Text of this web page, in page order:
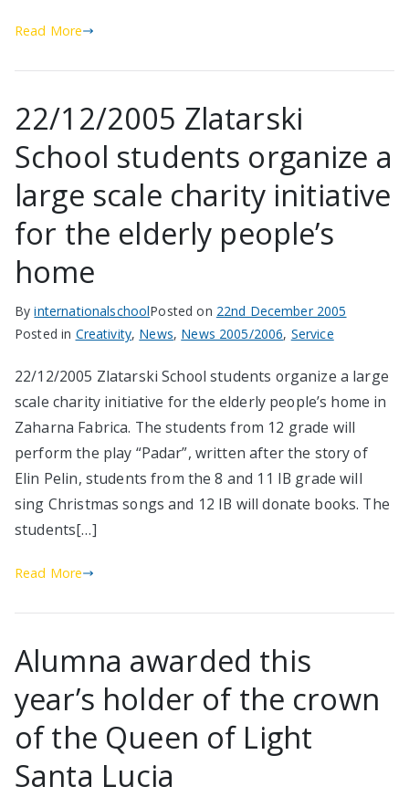
Read More
22/12/2005 Zlatarski
School students organize a
large scale charity initiative
for the elderly people’s
home
ByinternationalschoolPosted on 22nd December 2005
Posted in Creativity, News, News 2005/2006, Service
22/12/2005 Zlatarski School students organize a large
scale charity initiative for the elderly people’s home in
Zaharna Fabrica. The students from 12 grade will
perform the play “Padar”, written after the story of
Elin Pelin, students from the 8 and 11 IB grade will
sing Christmas songs and 12 IB will donate books. The
students[…]
Read More
Alumna awarded this
year’s holder of the crown
of the Queen of Light
Santa Lucia